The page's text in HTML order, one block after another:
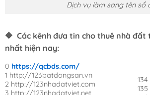
Dịch vụ làm sang tên sổ
🔷 Các kênh đưa tin cho thuê nhà
nhất hiện nay:
0 https://qcbds.com/
1 http://123batdongsan.vn
2 http://123nhadatviet.com
3 http://123nhadatviet.net